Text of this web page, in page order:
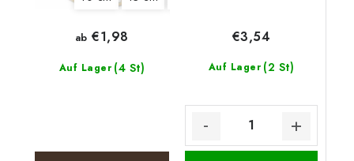
Auf Lager (4 St)
ab €1,98
Auf Lager (2 St)
€3,54